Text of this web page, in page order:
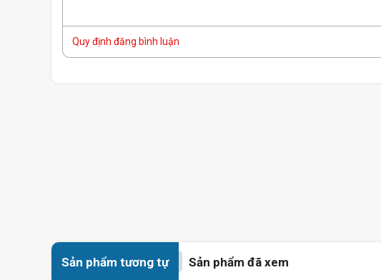
Quy định đăng bình luận
Sản phẩm tương tự Sản phẩm đã xem